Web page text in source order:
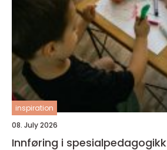
inspiration
08. July 2026
Innføring i spesialpedagogikk